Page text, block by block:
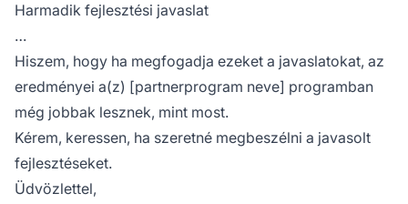
Harmadik fejlesztési javaslat
…
Hiszem, hogy ha megfogadja ezeket a javaslatokat, az
eredményei a(z) [partnerprogram neve] programban
még jobbak lesznek, mint most.
Kérem, keressen, ha szeretné megbeszélni a javasolt
fejlesztéseket.
Üdvözlettel,